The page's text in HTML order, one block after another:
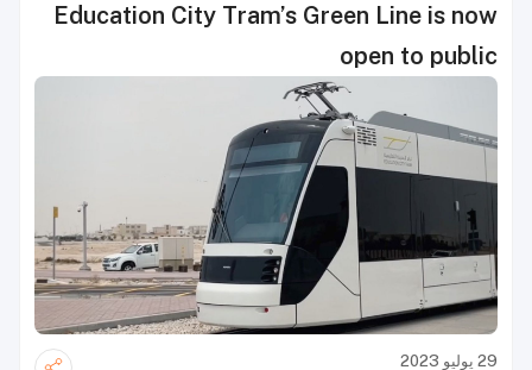
Education City Tram’s Green Line is now
open to public
29 يوليو 2023